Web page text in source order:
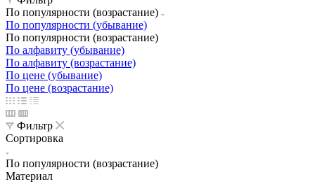
По популярности (возрастание)
По популярности (убывание)
По популярности (возрастание)
По алфавиту (убывание)
По алфавиту (возрастание)
По цене (убывание)
По цене (возрастание)
Фильтр
Сортировка
По популярности (возрастание)
Материал